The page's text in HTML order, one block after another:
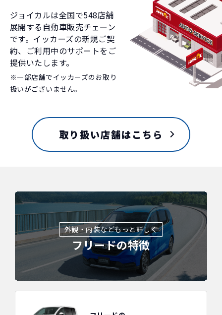
ジョイカルは全国で548店舗
展開する自動車販売チェーン
です。イッカーズの新規ご契
約、ご利用中のサポートをご
提供いたします。
※一部店舗でイッカーズのお取り
扱いがございません。
取り扱い店舗はこちら
外観・内装などもっと詳しく
フリードの特徴